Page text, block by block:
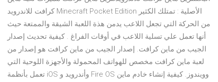
كرافت للاندرويد Minecraft Pocket Edition الأصلية : تمتلك الكثير
من الحركة التي تجعل اللاعب يدمن هذة اللعبة الشيقة والممتعة حيث
أنها تعمل علي تسلية اللاعب في أوقات الفراغ . كيفية تحديث إصدار
الجيب من ماين كرافت. إصدار الجيب من ماين كرافت هو إصدار من
لعبة ماين كرافت مخصص للهواتف المحمولة والأجهزة اللوحية التي
تعمل بأنظمة iOS وأندرويد و Fire OS وويندوز. كيفية إنشاء خادم ماين